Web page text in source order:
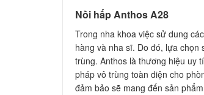
Nồi hấp Anthos A28
Trong nha khoa việc sử dung
hàng và nha sĩ. Do đó, lựa chọn
trùng. Anthos là thương hiệu uy
pháp vô trùng toàn diện cho
đảm bảo sẽ mang đến sản